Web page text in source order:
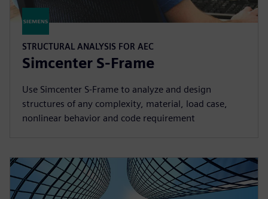
STRUCTURAL ANALYSIS FOR AEC
Simcenter S-Frame
Use Simcenter S‑Frame to analyze and design
structures of any complexity, material, load case,
nonlinear behavior and code requirement